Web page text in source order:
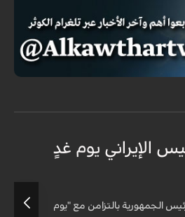
الإيراني يوم غدٍ
الجمهورية بالتزامن مع "يوم